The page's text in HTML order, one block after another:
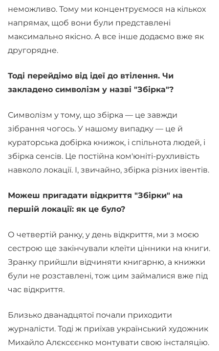
неможливо. Тому ми концентруємося на кількох
напрямах, щоб вони були представлені
максимально якісно. А все інше додаємо вже як
другорядне.
Тоді перейдімо від ідеї до втілення. Чи
закладено символізм у назві "Збірка"?
Символізм у тому, що збірка — це завжди
зібрання чогось. У нашому випадку — це й
кураторська добірка книжок, і спільнота людей, і
збірка сенсів. Це постійна ком'юніті-рухливість
навколо локації. І, звичайно, збірка різних івентів.
Можеш пригадати відкриття "Збірки" на
першій локації: як це було?
О четвертій ранку, у день відкриття, ми з моєю
сестрою ще закінчували клеїти цінники на книги.
Зранку прийшли відчиняти книгарню, а книжки
були не розставлені, тож цим займалися вже під
час відкриття.
Близько дванадцятої почали приходити
журналісти. Тоді ж приїхав український художник
Михайло Алєксєєнко монтувати свою інсталяцію.